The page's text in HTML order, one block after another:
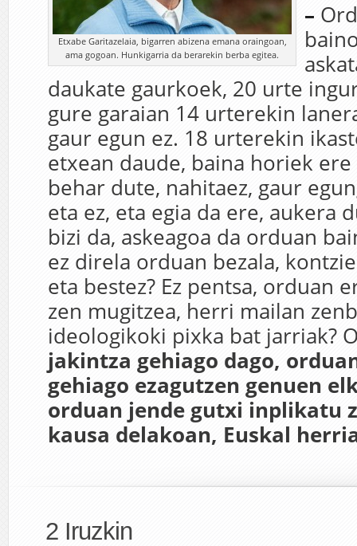
Etxabe Garitazelaia, bigarren abizena emana oraingoan,
ama gogoan. Hunkigarria da berarekin berba egitea.
–
daukate gaurkoek, 20 urte
gure garaian 14 urterekin
gaur egun ez. 18 urterekin
etxean daude, baina horiek
behar dute, nahitaez, gaur
eta ez, eta egia da ere, aukera
bizi da, askeagoa da orduan
ez direla orduan bezala,
eta bestez? Ez pentsa, orduan
zen mugitzea, herri mailan
ideologikoki pixka bat jarriak?
jakintza gehiago dago,
gehiago ezagutzen genuen
orduan jende gutxi inplikatu
kausa delakoan, Euskal
2 Iruzkin